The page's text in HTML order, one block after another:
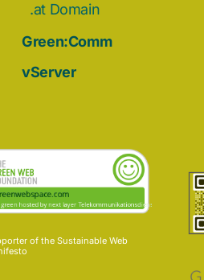
.at Domain
Green:Comm
vServer
of the Sustainable Web